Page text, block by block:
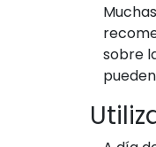
sobre